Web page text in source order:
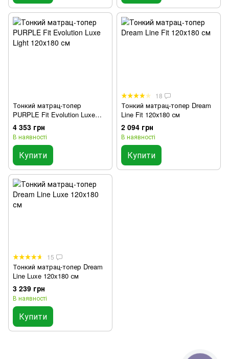
Тонкий матрац-топер
PURPLE Fit Evolution Luxe
Light 120х180 см
4 353 грн
В наявності
Купити
18
Тонкий матрац-топер Dream
Line Fit 120х180 см
2 094 грн
В наявності
Купити
15
Тонкий матрац-топер Dream
Line Luxe 120x180 см
3 239 грн
В наявності
Купити